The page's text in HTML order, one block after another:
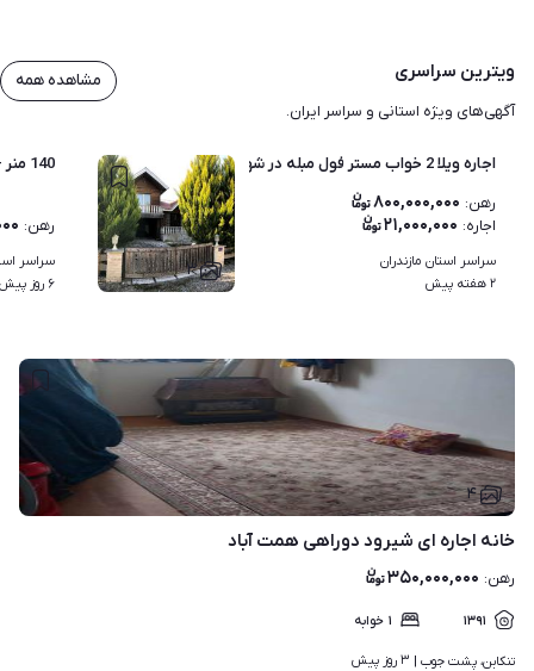
ویترین سراسری
آگهی‌های ویژه استانی و سراسر ایران.
مشاهده همه
۳
اجاره ویلا 2 خواب مستر فول مبله در شهرک جنگلی نور | روستای س
رهن: ۸۰۰,۰۰۰,۰۰۰
اجاره: ۲۱,۰۰۰,۰۰۰
سراسر استان مازندران
۲ هفته پیش
140 منر - افتاب 32
رهن:
سراسر
۶ روز پیش
۴
خانه اجاره ای شیرود دوراهی همت آباد
رهن: ۳۵۰,۰۰۰,۰۰۰
۱۳۹۱ ۱ خوابه
تنکابن، پشت جوب | ۳ روز پیش